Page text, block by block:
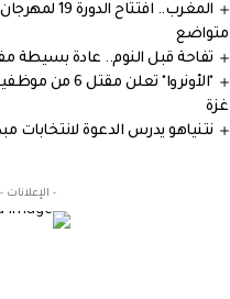
المغرب..
متواضع
تفاحة قبل النوم.. عادة بسيطة
"الأونروا" تعلن
غزة
نتنياهو يدرس الدعوة لانتخابات
- الإعلانات -